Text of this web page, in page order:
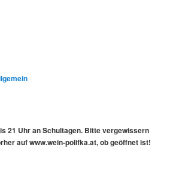
21 Uhr an Schultagen. Bitte vergewissern
auf www.wein-polifka.at, ob geöffnet ist!